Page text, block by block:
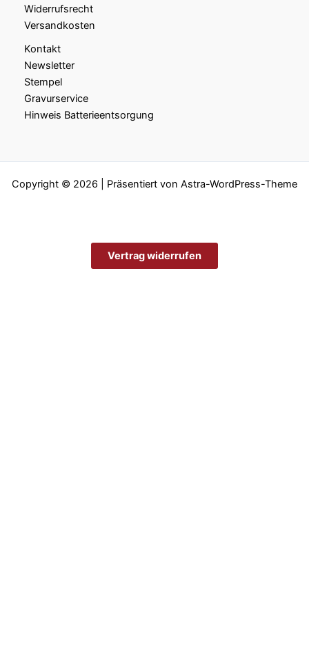
Widerrufsrecht
Versandkosten
Kontakt
Newsletter
Stempel
Gravurservice
Hinweis Batterieentsorgung
Copyright © 2026 | Präsentiert von Astra-WordPress-Theme
Vertrag widerrufen